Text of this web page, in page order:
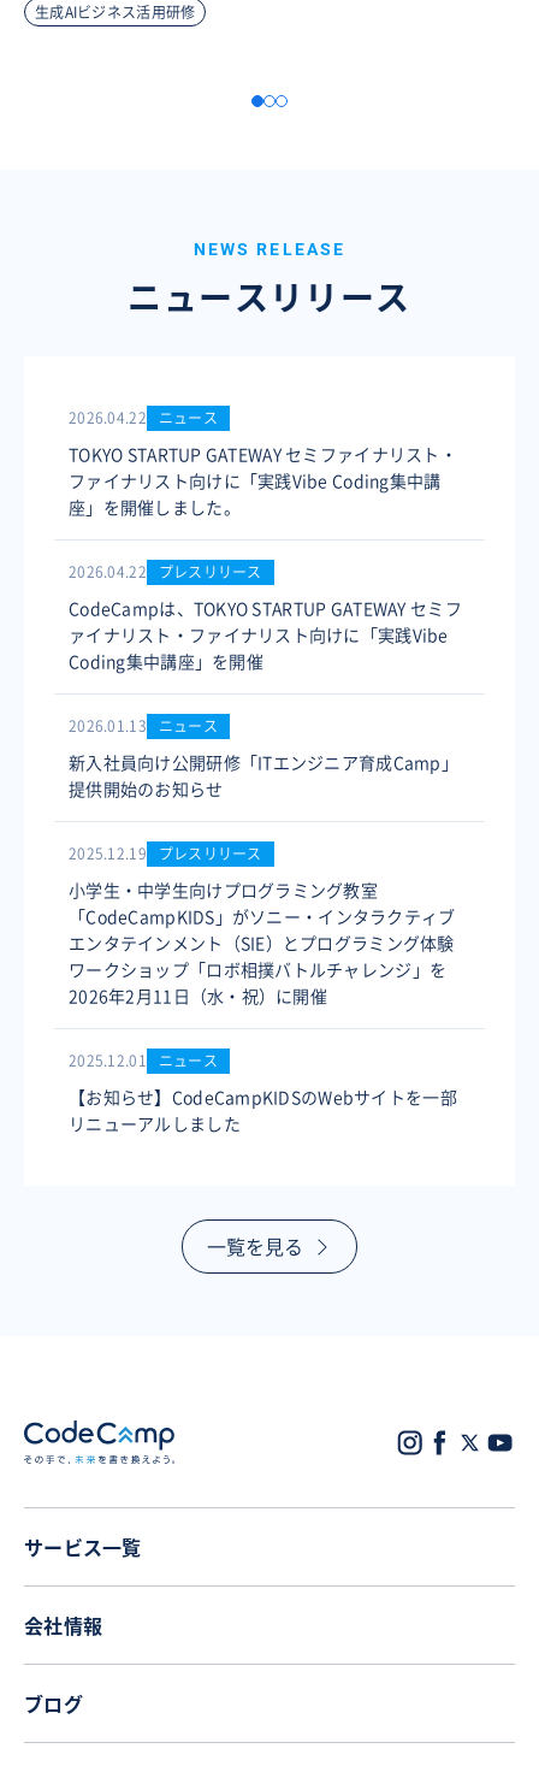
生成AIビジネス活用研修
NEWS RELEASE
ニュースリリース
2026.04.22 ニュース
TOKYO STARTUP GATEWAY セミファイナリスト・
ファイナリスト向けに「実践Vibe Coding集中講
座」を開催しました。
2026.04.22 プレスリリース
CodeCampは、TOKYO STARTUP GATEWAY セミフ
ァイナリスト・ファイナリスト向けに「実践Vibe
Coding集中講座」を開催
2026.01.13 ニュース
新入社員向け公開研修「ITエンジニア育成Camp」
提供開始のお知らせ
2025.12.19 プレスリリース
小学生・中学生向けプログラミング教室
「CodeCampKIDS」がソニー・インタラクティブ
エンタテインメント（SIE）とプログラミング体験
ワークショップ「ロボ相撲バトルチャレンジ」を
2026年2月11日（水・祝）に開催
2025.12.01 ニュース
【お知らせ】CodeCampKIDSのWebサイトを一部
リニューアルしました
一覧を見る
サービス一覧
会社情報
ブログ